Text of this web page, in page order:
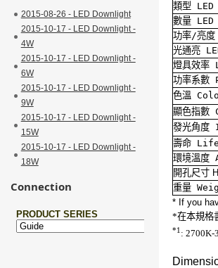
類型
數量LED
功率/亮度
光通亮
燈具效率
功率系數
色溫
顯色指數
發光角度
壽命
環境溫度
開孔尺寸
重量
* If you
*在本規格
*1 : 2700K-
2015-08-26 - LED Downlight
2015-10-17 - LED Downlight -
4W
2015-10-17 - LED Downlight -
6W
2015-10-17 - LED Downlight -
9W
2015-10-17 - LED Downlight -
15W
2015-10-17 - LED Downlight -
18W
Connection